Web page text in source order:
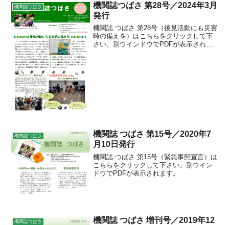
機関誌つばさ
機関誌つばさ 第28号／2024年3月
発行
機関誌 つばさ 第28号（後見活動にも災害
時の備えを）はこちらをクリックして下
さい。別ウインドウでPDFが表示されま
機関誌つばさ
機関誌 つばさ 第15号／2020年7
月10日発行
機関誌 つばさ 第15号（緊急事態宣言）は
こちらをクリックして下さい。別ウイン
ドウでPDFが表示されます。
機関誌つばさ
機関誌 つばさ 増刊号／2019年12